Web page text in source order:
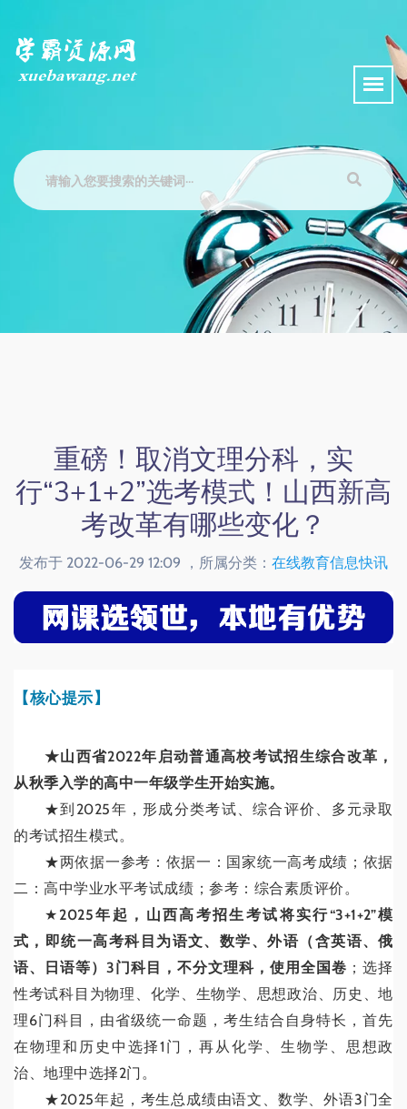
重磅！取消文理分科，实
行“3+1+2”选考模式！山西新高
考改革有哪些变化？
发布于 2022-06-29 12:09 ，所属分类： 在线教育信息快讯
【核心提示】
★山西省2022年启动普通高校考试招生综合改革，
从秋季入学的高中一年级学生开始实施。
★到2025年，形成分类考试、综合评价、多元录取
的考试招生模式。
★两依据一参考：依据一：国家统一高考成绩；依据
二：高中学业水平考试成绩；参考：综合素质评价。
★ 2025年起，山西高考招生考试将实行“3+1+2”模
式 ，即统一高考科目为语文、数学、外语（含英语、俄
语、日语等）3门科目，不分文理科，使用全国卷 ；选择
性考试科目为物理、化学、生物学、思想政治、历史、地
理6门科目，由省级统一命题，考生结合自身特长，首先
在物理和历史中选择1门，再从化学、生物学、思想政
治、地理中选择2门。
★2025年起，考生总成绩由语文、数学、外语3门全